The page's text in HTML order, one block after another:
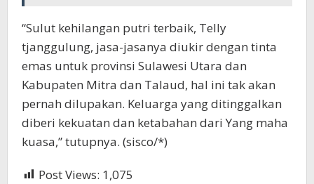
“Sulut kehilangan putri terbaik, Telly
tjanggulung, jasa-jasanya diukir dengan tinta
emas untuk provinsi Sulawesi Utara dan
Kabupaten Mitra dan Talaud, hal ini tak akan
pernah dilupakan. Keluarga yang ditinggalkan
diberi kekuatan dan ketabahan dari Yang maha
kuasa,” tutupnya. (sisco/*)
Post Views: 1,075